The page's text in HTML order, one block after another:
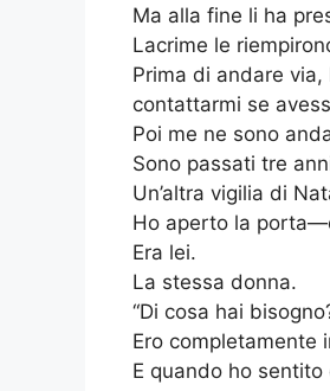
Ma alla fine li ha
Lacrime le
Prima di andare
contattarmi se
Poi me ne sono
Sono passati tre
Un’altra vigilia di
Ho aperto la
Era lei.
La stessa donna.
“Di cosa hai
Ero completamente
E quando ho